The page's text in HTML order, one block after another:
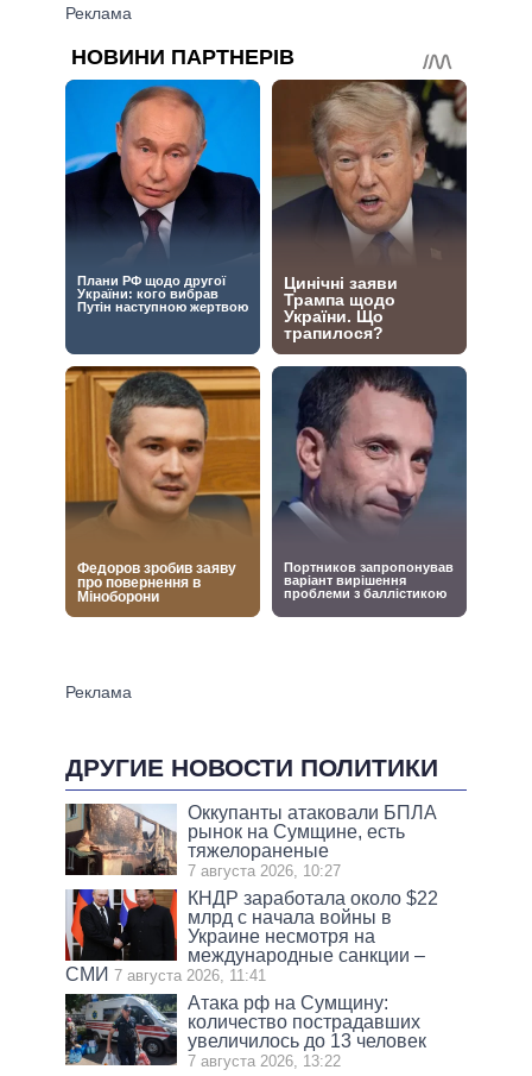
ДРУГИЕ НОВОСТИ ПОЛИТИКИ
Оккупанты атаковали БПЛА
рынок на Сумщине, есть
тяжелораненые
7 августа 2026, 10:27
КНДР заработала около $22
млрд с начала войны в
Украине несмотря на
международные санкции –
СМИ 7 августа 2026, 11:41
Атака рф на Сумщину:
количество пострадавших
увеличилось до 13 человек
7 августа 2026, 13:22